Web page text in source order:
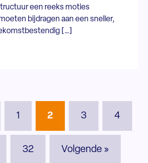
een reeks moties
bijdragen aan een sneller,
[…]
1 2 3 4
32 Volgende »